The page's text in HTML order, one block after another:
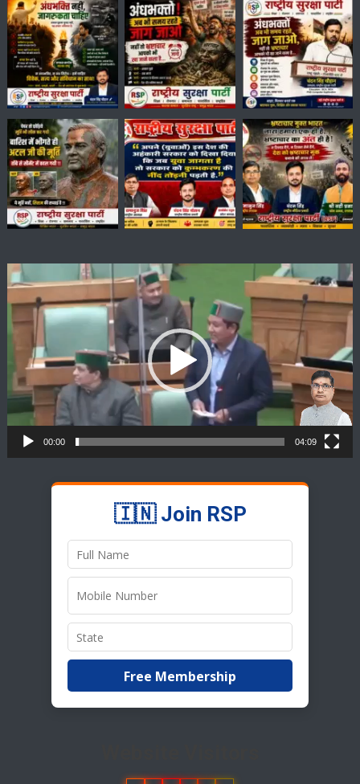
Video
Player
00:00 04:09
🇮🇳 Join RSP
Free Membership